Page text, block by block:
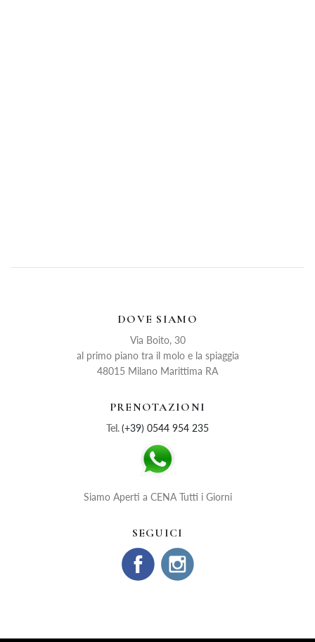
DOVE SIAMO
Via Boito, 30
al primo piano tra il molo e la spiaggia
48015 Milano Marittima RA
PRENOTAZIONI
Tel.(+39) 0544 954 235
Siamo Aperti a CENA Tutti i Giorni
SEGUICI